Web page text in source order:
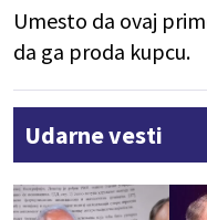
Umesto da ovaj
da ga proda kupcu.
Udarne vesti